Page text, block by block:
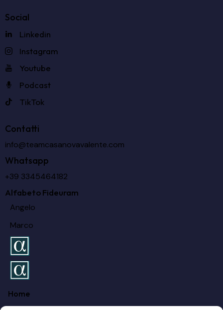
Social
Linkedin
Instagram
Youtube
Podcast
TikTok
Contatti
info@teamcasanovavalente.com
Whatsapp
+39 3345464182
Alfabeto Fideuram
Angelo
Marco
Home